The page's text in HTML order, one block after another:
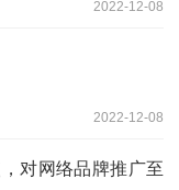
2022-12-08
2022-12-08
对网络品牌推广至